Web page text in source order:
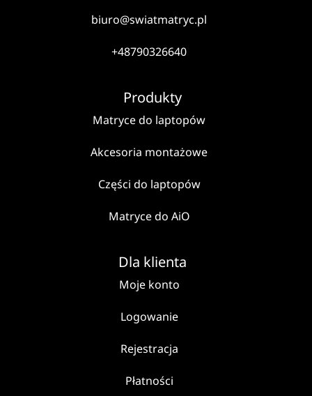
biuro@swiatmatryc.pl
+48790326640
Produkty
Matryce do laptopów
Akcesoria montażowe
Części do laptopów
Matryce do AiO
Dla klienta
Moje konto
Logowanie
Rejestracja
Płatności